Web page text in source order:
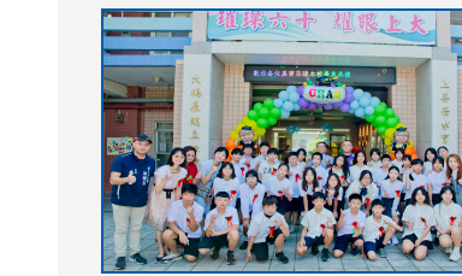
https://sites.google.com/stes.tyc.edu.tw/
https://sites.google.com/stes.tyc.edu.tw/